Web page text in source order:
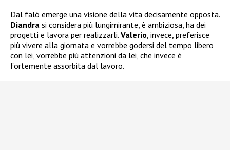
Dal falò emerge una visione della vita decisamente opposta.
Diandra si considera più lungimirante, è ambiziosa, ha dei
progetti e lavora per realizzarli. Valerio, invece, preferisce
più vivere alla giornata e vorrebbe godersi del tempo libero
con lei, vorrebbe più attenzioni da lei, che invece è
fortemente assorbita dal lavoro.